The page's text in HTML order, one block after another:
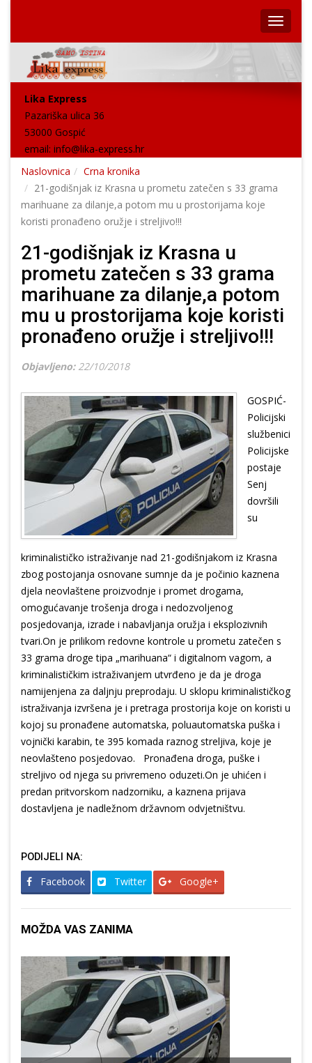
Lika Express
Pazariška ulica 36
53000 Gospić
email: info@lika-express.hr
Naslovnica
Crna kronika
21-godišnjak iz Krasna u prometu zatečen s 33 grama
marihuane za dilanje,a potom mu u prostorijama koje
koristi pronađeno oružje i streljivo!!!
21-godišnjak iz Krasna u
prometu zatečen s 33 grama
marihuane za dilanje,a potom
mu u prostorijama koje koristi
pronađeno oružje i streljivo!!!
Objavljeno: 22/10/2018
GOSPIĆ-
Policijski
službenici
Policijske
postaje
Senj
dovršili
su
kriminalističko istraživanje nad 21-godišnjakom iz Krasna
zbog postojanja osnovane sumnje da je počinio kaznena
djela neovlaštene proizvodnje i promet drogama,
omogućavanje trošenja droga i nedozvoljenog
posjedovanja, izrade i nabavljanja oružja i eksplozivnih
tvari.On je prilikom redovne kontrole u prometu zatečen s
33 grama droge tipa „marihuana“ i digitalnom vagom, a
kriminalističkim istraživanjem utvrđeno je da je droga
namijenjena za daljnju preprodaju. U sklopu kriminalističkog
istraživanja izvršena je i pretraga prostorija koje on koristi u
kojoj su pronađene automatska, poluautomatska puška i
vojnički karabin, te 395 komada raznog streljiva, koje je
neovlašteno posjedovao. Pronađena droga, puške i
streljivo od njega su privremeno oduzeti.On je uhićen i
predan pritvorskom nadzorniku, a kaznena prijava
dostavljena je nadležnom državnom odvjetništvu.
PODIJELI NA:
Facebook Twitter Google+
MOŽDA VAS ZANIMA